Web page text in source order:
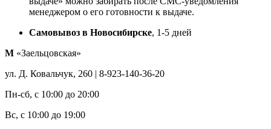
менеджером о его готовности к выдаче.
Самовывоз в Новосибирске, 1-5 дней
М «Заельцовская»
ул. Д. Ковальчук, 260 | 8-923-140-36-20
Пн-сб, с 10:00 до 20:00
Вс, с 10:00 до 19:00